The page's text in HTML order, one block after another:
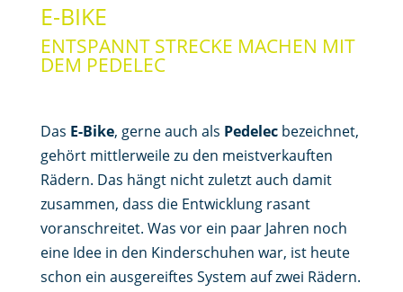
E-BIKE
ENTSPANNT STRECKE MACHEN MIT
DEM PEDELEC
Das E-Bike, gerne auch als Pedelecbezeichnet,
gehört mittlerweile zu den meistverkauften
Rädern. Das hängt nicht zuletzt auch damit
zusammen, dass die Entwicklung rasant
voranschreitet. Was vor ein paar Jahren noch
eine Idee in den Kinderschuhen war, ist heute
schon ein ausgereiftes System auf zwei Rädern.